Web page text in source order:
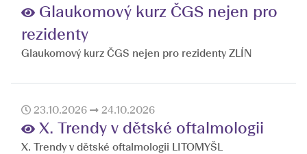
Glaukomový kurz ČGS nejen pro
rezidenty
Glaukomový kurz ČGS nejen pro rezidenty ZLÍN
23.10.2026 24.10.2026
X. Trendy v dětské oftalmologii
X. Trendy v dětské oftalmologii LITOMYŠL